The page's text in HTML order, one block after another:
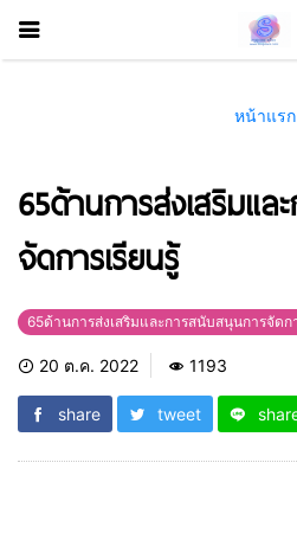
หน้าแรก
65ด้านการส่งเสริมแ
จัดการเรียนรู้
65ด้านการส่งเสริมและการสนับสนุนการจัดก
20 ต.ค. 2022 1193
share tweet